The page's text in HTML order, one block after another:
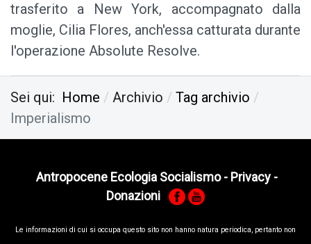
trasferito a New York, accompagnato dalla
moglie, Cilia Flores, anch'essa catturata durante
l'operazione Absolute Resolve.
Sei qui: Home Archivio
Tag archivio
Imperialismo
Antropocene Ecologia Socialismo - Privacy -
Donazioni
Le informa­zioni di cui si occupa questo sito non hanno na­tura periodica, pertanto non